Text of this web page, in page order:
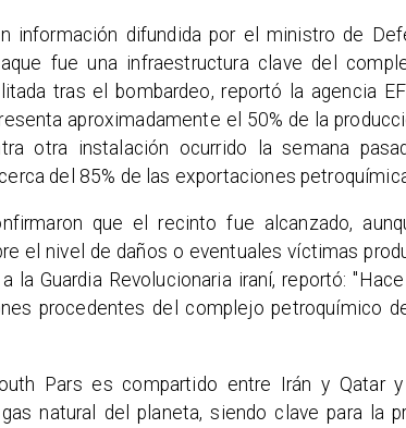
información difundida por el ministro de
fue una infraestructura clave del
tras el bombardeo, reportó la agencia
aproximadamente el 50% de la
otra instalación ocurrido la semana
del 85% de las exportaciones
que el recinto fue alcanzado,
el nivel de daños o eventuales víctimas
a la Guardia Revolucionaria iraní, reportó:
procedentes del complejo petroquímico
Pars es compartido entre Irán y Qatar
natural del planeta, siendo clave para la